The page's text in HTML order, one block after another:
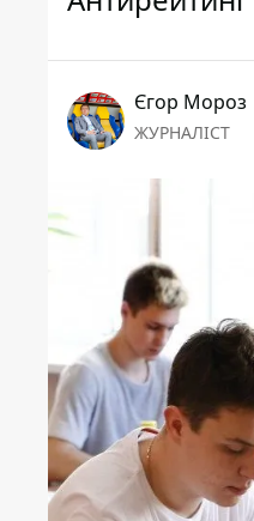
Єгор Мороз
ЖУРНАЛІСТ